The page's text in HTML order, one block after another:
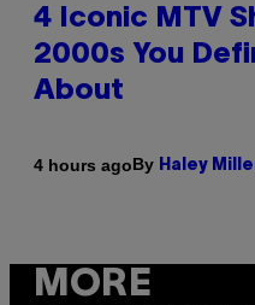
4 Iconic MTV
2000s You
About
4 hours agoBy Haley
MORE